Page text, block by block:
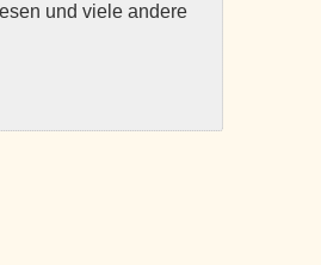
und viele andere